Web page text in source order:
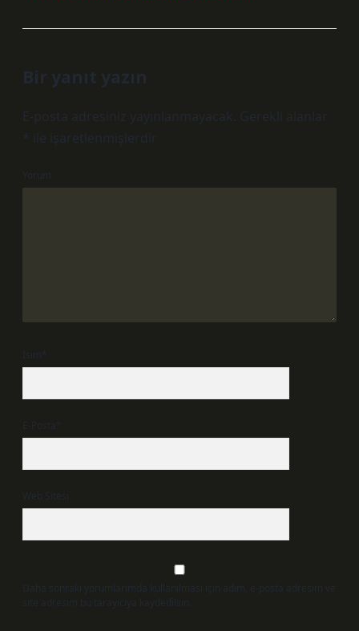
Bir yanıt yazın
E-posta adresiniz yayınlanmayacak. Gerekli alanlar
*
ile işaretlenmişlerdir
Yorum
İsim*
E-Posta*
Web Sitesi
Daha sonraki yorumlarımda kullanılması için adım, e-posta adresim ve
site adresim bu tarayıcıya kaydedilsin.